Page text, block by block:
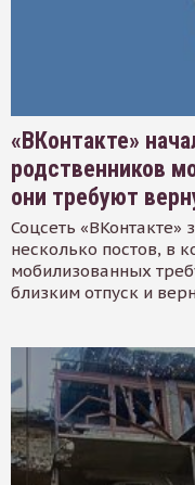
«ВКонтакте»
родственников
они требуют
Соцсеть
несколько постов, в
мобилизованных
близким отпуск и